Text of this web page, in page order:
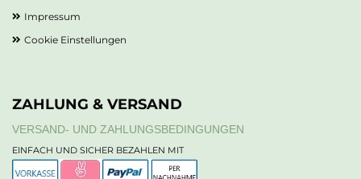
Impressum
Cookie Einstellungen
ZAHLUNG & VERSAND
VERSAND- UND ZAHLUNGSBEDINGUNGEN
EINFACH UND SICHER BEZAHLEN MIT